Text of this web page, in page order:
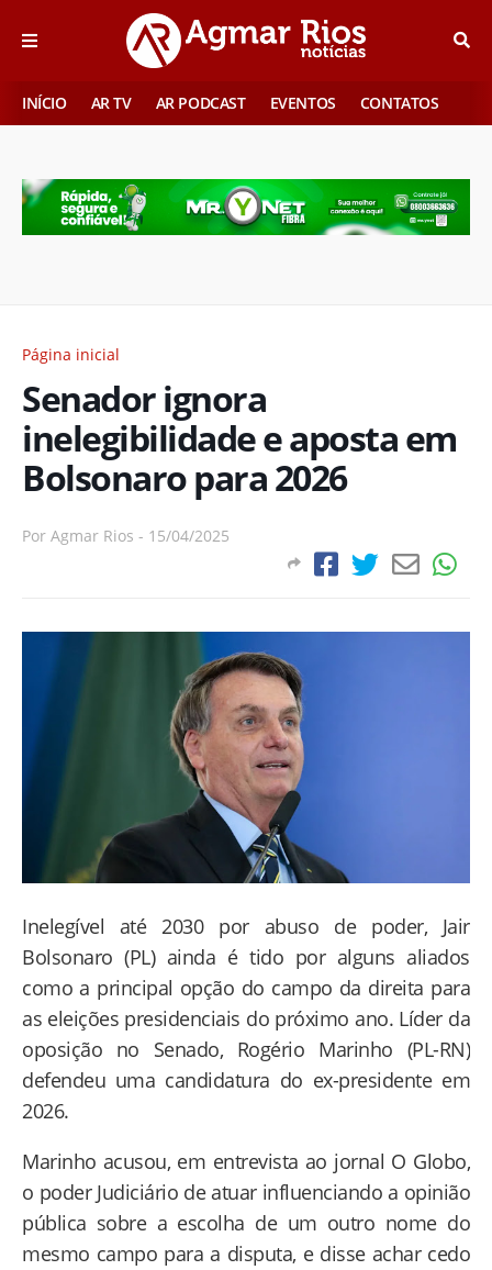
INÍCIO AR TV AR PODCAST EVENTOS CONTATOS
Página inicial
Senador ignora
inelegibilidade e aposta em
Bolsonaro para 2026
Por Agmar Rios - 15/04/2025
Inelegível até 2030 por abuso de poder, Jair
Bolsonaro (PL) ainda é tido por alguns aliados
como a principal opção do campo da direita para
as eleições presidenciais do próximo ano. Líder da
oposição no Senado, Rogério Marinho (PL-RN)
defendeu uma candidatura do ex-presidente em
2026.
Marinho acusou, em entrevista ao jornal O Globo,
o poder Judiciário de atuar influenciando a opinião
pública sobre a escolha de um outro nome do
mesmo campo para a disputa, e disse achar cedo